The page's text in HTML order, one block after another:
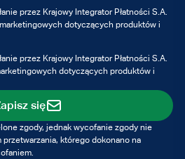
przez Krajowy Integrator Płatności S.A.
dotyczących produktów i
przez Krajowy Integrator Płatności S.A.
dotyczących produktów i
się
zgody, jednak wycofanie zgody nie
przetwarzania, którego dokonano na